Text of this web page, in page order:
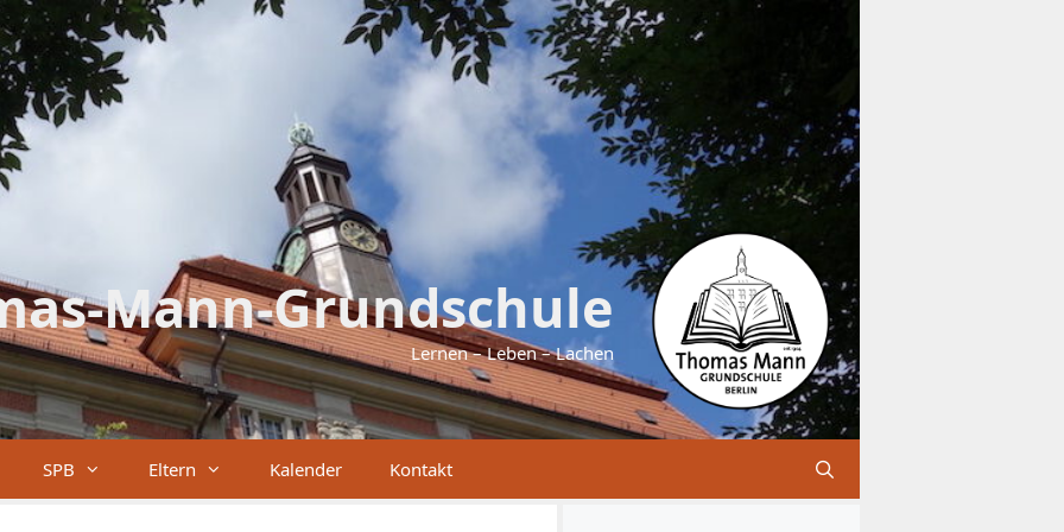
Mann-Grundschule
Lernen – Leben – Lachen
SPB Eltern Kalender Kontakt